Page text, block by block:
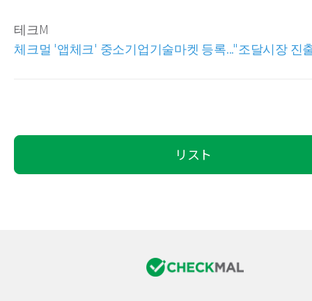
테크M
체크멀 '앱체크' 중소기업기술마켓 등록..."조달시장 진
リスト